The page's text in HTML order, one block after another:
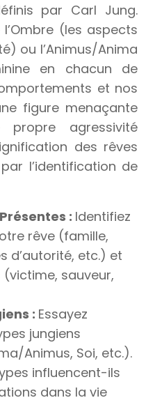
par Carl Jung.
(les aspects
ou l’Animus/Anima
en chacun de
et nos
figure menaçante
agressivité
des rêves
l’identification de
: Identifiez
rêve (famille,
d’autorité, etc.) et
sauveur,
: Essayez
jungiens
Animus, Soi, etc.).
influencent-ils
dans la vie